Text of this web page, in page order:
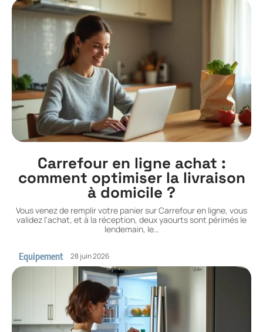
Carrefour en ligne achat :
comment optimiser la livraison
à domicile ?
Vous venez de remplir votre panier sur Carrefour en ligne, vous
validez l'achat, et à la réception, deux yaourts sont périmés le
lendemain, le…
Equipement 28 juin 2026